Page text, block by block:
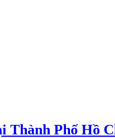
Thành Phố Hồ